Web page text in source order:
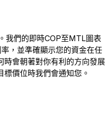
我們的即時COP至MTL圖表
，並準確顯示您的資金在任
時會朝著對你有利的方向發展
價位時我們會通知您。